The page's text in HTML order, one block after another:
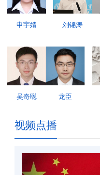
申宇婧 刘锦涛
吴奇聪 龙臣
视频点播